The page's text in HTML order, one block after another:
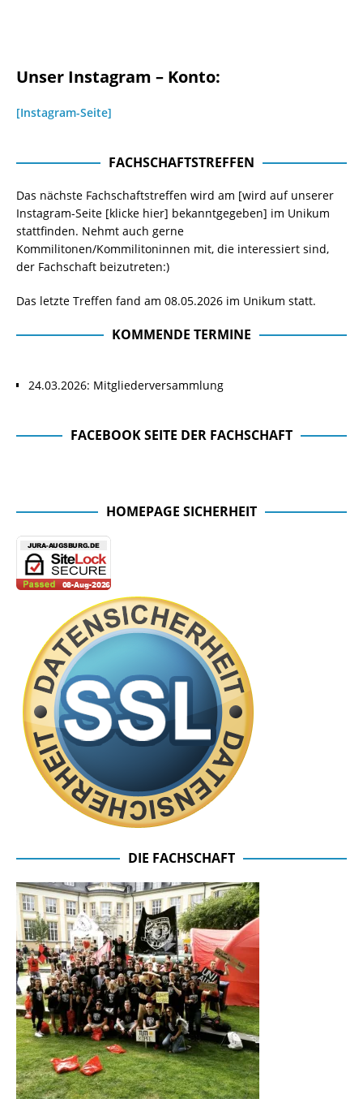
Unser Instagram – Konto:
[Instagram-Seite]
FACHSCHAFTSTREFFEN
Das nächste Fachschaftstreffen wird am [wird auf unserer
Instagram-Seite [klicke hier] bekanntgegeben] im Unikum
stattfinden. Nehmt auch gerne
Kommilitonen/Kommilitoninnen mit, die interessiert sind,
der Fachschaft beizutreten:)
Das letzte Treffen fand am 08.05.2026 im Unikum statt.
KOMMENDE TERMINE
24.03.2026: Mitgliederversammlung
FACEBOOK SEITE DER FACHSCHAFT
HOMEPAGE SICHERHEIT
DIE FACHSCHAFT